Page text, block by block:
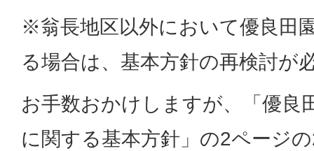
※翁長地区以外において優良田
る場合は、基本方針の再検討が
お手数おかけしますが、「優良
に関する基本方針」の2ページ